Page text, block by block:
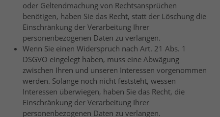
oder Geltendmachung von Rechtsansprüchen
benötigen, haben Sie das Recht, statt der Löschung die
Einschränkung der Verarbeitung Ihrer
personenbezogenen Daten zu verlangen.
Wenn Sie einen Widerspruch nach Art. 21 Abs. 1
DSGVO eingelegt haben, muss eine Abwägung
zwischen Ihren und unseren Interessen vorgenommen
werden. Solange noch nicht feststeht, wessen
Interessen überwiegen, haben Sie das Recht, die
Einschränkung der Verarbeitung Ihrer
personenbezogenen Daten zu verlangen.